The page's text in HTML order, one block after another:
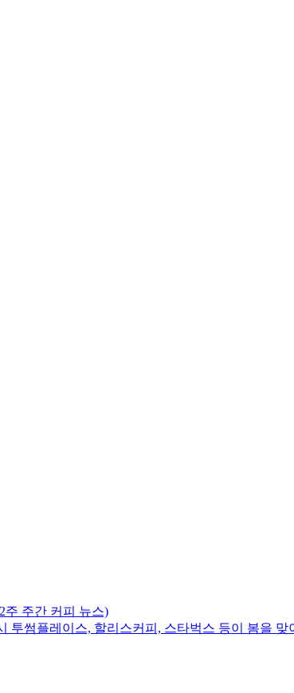
주 주간 커피 뉴스)
투썸플레이스, 할리스커피, 스타벅스 등이 봄을